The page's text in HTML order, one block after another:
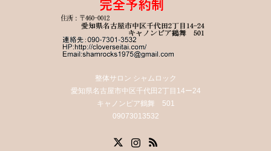
整体サロン シャムロック
愛知県名古屋市中区千代田2丁目14ー24
キャノンピア鶴舞 501
09073013532